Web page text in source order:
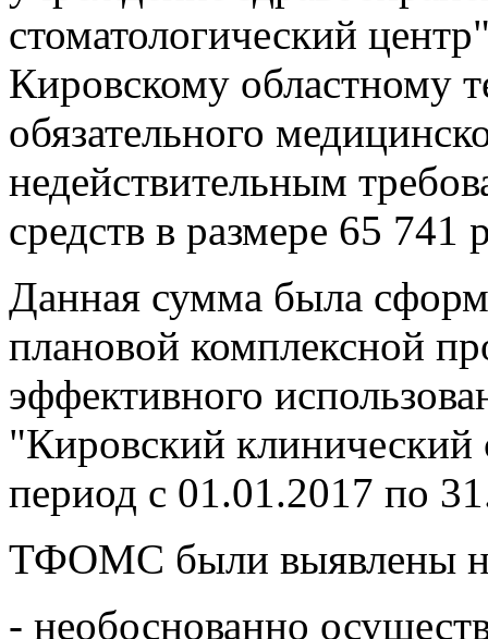
стоматологический
Кировскому областному
обязательного
недействительным
средств в размере 65 741
Данная сумма была
плановой комплексной
эффективного
"Кировский клинический
период с 01.01.2017 по
ТФОМС были выявлены
- необоснованно